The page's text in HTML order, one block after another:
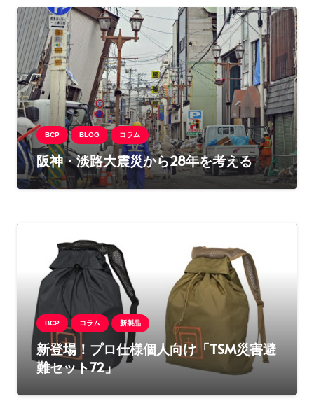
BCP BLOG コラム
阪神・淡路大震災から28年を考える
BCP コラム 新製品
新登場！プロ仕様個人向け「TSM災害避
難セット72」